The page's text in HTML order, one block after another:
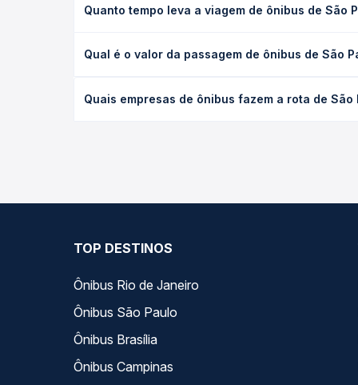
Quanto tempo leva a viagem de ônibus de São
(convencional, executivo ou leito) e as condições
Qual é o valor da passagem de ônibus de São
tipo de poltrona e a antecedência da compra. Na
Quais empresas de ônibus fazem a rota de
TOP DESTINOS
Ônibus Rio de Janeiro
Ônibus São Paulo
Ônibus Brasília
Ônibus Campinas